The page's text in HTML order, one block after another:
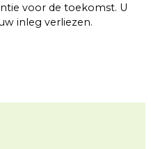
voor de toekomst. U
inleg verliezen.